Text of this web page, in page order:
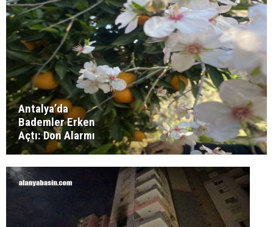
Antalya’da
Bademler Erken
Açtı: Don Alarmı